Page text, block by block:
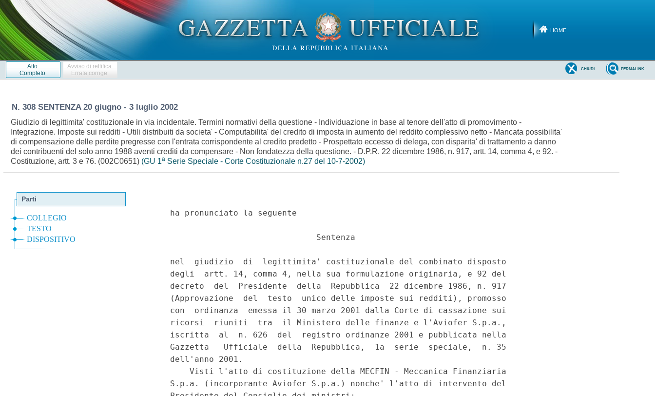
HOME
Atto
Completo
Avviso di rettifica
Errata corrige
PERMALINK
CHIUDI
N. 308 SENTENZA 20 giugno - 3 luglio 2002
Giudizio di legittimita' costituzionale in via incidentale. Termini normativi della questione - Individuazione in base al tenore dell'atto di promovimento -
Integrazione. Imposte sui redditi - Utili distribuiti da societa' - Computabilita' del credito di imposta in aumento del reddito complessivo netto - Mancata possibilita'
di compensazione delle perdite pregresse con l'entrata corrispondente al credito predetto - Prospettato eccesso di delega, con disparita' di trattamento a danno
dei contribuenti del solo anno 1988 aventi crediti da compensare - Non fondatezza della questione. - D.P.R. 22 dicembre 1986, n. 917, artt. 14, comma 4, e 92. -
Costituzione, artt. 3 e 76. (002C0651) (GU 1a Serie Speciale - Corte Costituzionale n.27 del 10-7-2002)